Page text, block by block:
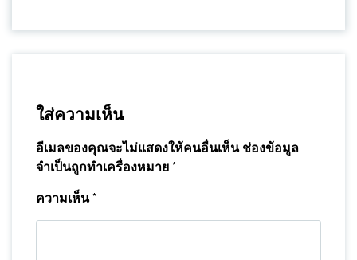
ใส่ความเห็น
อีเมลของคุณจะไม่แสดงให้คนอื่นเห็น ช่องข้อมูล
จำเป็นถูกทำเครื่องหมาย *
ความเห็น*